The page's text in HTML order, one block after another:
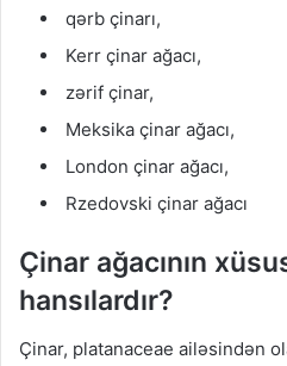
qərb çinarı,
Kerr çinar ağacı,
zərif çinar,
Meksika çinar ağacı,
London çinar ağacı,
Rzedovski çinar ağacı
Çinar ağacının
hansılardır?
Çinar, platanaceae ailəsindən